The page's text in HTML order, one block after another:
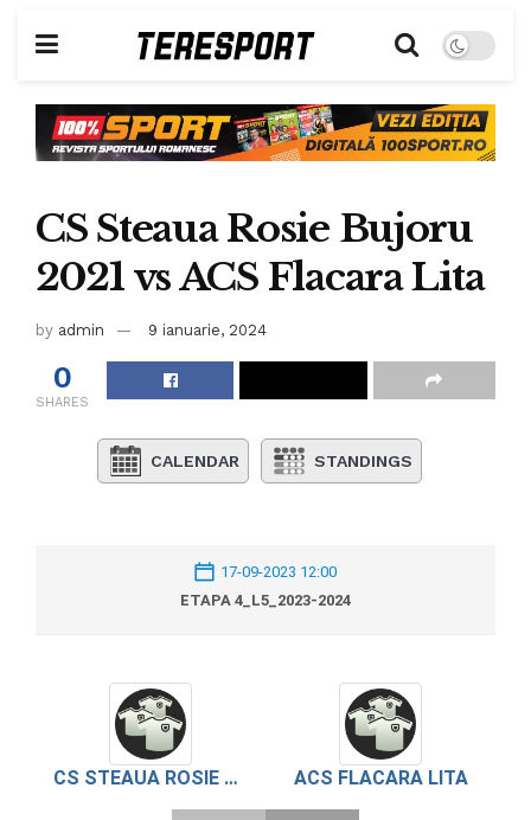
CS Steaua Rosie Bujoru
2021 vs ACS Flacara Lita
by admin 9 ianuarie, 2024
0
SHARES
CALENDAR STANDINGS
17-09-2023 12:00
ETAPA 4_L5_2023-2024
CS STEAUA ROSIE BUJORU 2021 ACS FLACARA LITA